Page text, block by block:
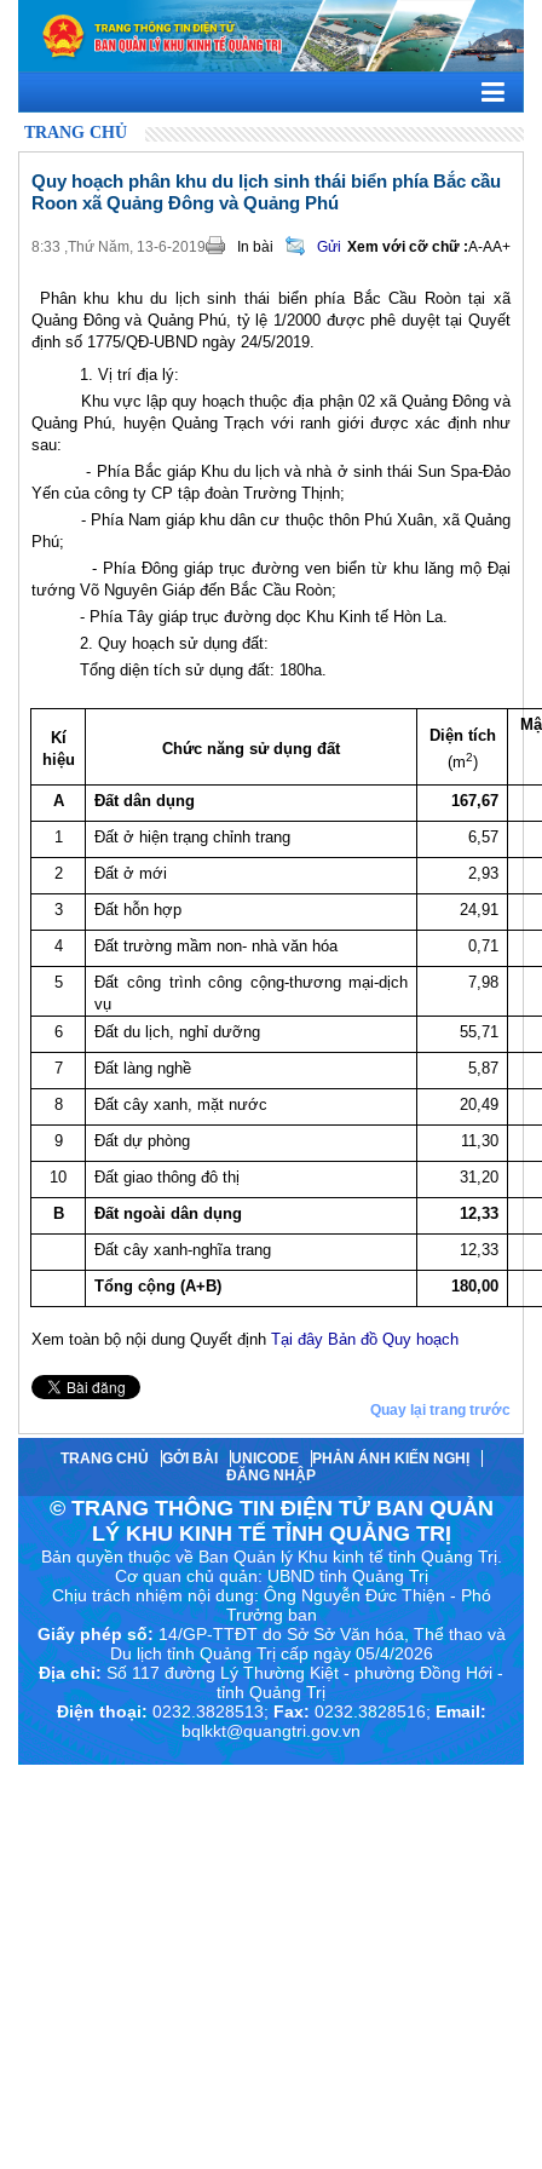
TRANG CHỦ
Quy hoạch phân khu du lịch sinh thái biển phía Bắc cầu
Roon xã Quảng Đông và Quảng Phú
8:33 ,Thứ Năm, 13-6-2019 In bài Gửi Xem với cỡ chữ :A-AA+
Phân khu khu du lịch sinh thái biển phía Bắc Cầu Roòn tại xã
Quảng Đông và Quảng Phú, tỷ lệ 1/2000 được phê duyệt tại Quyết
định số 1775/QĐ-UBND ngày 24/5/2019.
1. Vị trí địa lý:
Khu vực lập quy hoạch thuộc địa phận 02 xã Quảng Đông và
Quảng Phú, huyện Quảng Trạch với ranh giới được xác định như
sau:
- Phía Bắc giáp Khu du lịch và nhà ở sinh thái Sun Spa-Đảo
Yến của công ty CP tập đoàn Trường Thịnh;
- Phía Nam giáp khu dân cư thuộc thôn Phú Xuân, xã Quảng
Phú;
- Phía Đông giáp trục đường ven biển từ khu lăng mộ Đại
tướng Võ Nguyên Giáp đến Bắc Cầu Roòn;
- Phía Tây giáp trục đường dọc Khu Kinh tế Hòn La.
2. Quy hoạch sử dụng đất:
Tổng diện tích sử dụng đất: 180ha.
Kí
hiệu
Chức năng sử dụng đất
Diện tích
(m2)
A Đất dân dụng
167,67
1
Đất ở hiện trạng chỉnh trang
6,57
2
Đất ở mới
2,93
3
Đất hỗn hợp
24,91
4
Đất trường mầm non- nhà văn hóa
0,71
5
Đất công trình công cộng-thương mại-dịch
vụ
7,98
6 Đất du lịch, nghỉ dưỡng
55,71
7
Đất làng nghề
5,87
8
Đất cây xanh, mặt nước
20,49
9
Đất dự phòng
11,30
10
Đất giao thông đô thị
31,20
B
Đất ngoài dân dụng
12,33
Đất cây xanh-nghĩa trang
12,33
Tổng cộng (A+B)
180,00
Xem toàn bộ nội dung Quyết định Tại đây Bản đồ Quy hoạch
Quay lại trang trước
TRANG CHỦ GỞI BÀI UNICODE
PHẢN ÁNH KIẾN NGHỊ
ĐĂNG NHẬP
© TRANG THÔNG TIN ĐIỆN TỬ BAN QUẢN
LÝ KHU KINH TẾ TỈNH QUẢNG TRỊ
Bản quyền thuộc về Ban Quản lý Khu kinh tế tỉnh Quảng Trị.
Cơ quan chủ quản: UBND tỉnh Quảng Trị
Chịu trách nhiệm nội dung:Ông Nguyễn Đức Thiện - Phó
Trưởng ban
Giấy phép số:14/GP-TTĐT do Sở Sở Văn hóa, Thể thao và
Du lịch tỉnh Quảng Trị cấp ngày 05/4/2026
Địa chỉ:Số 117 đường Lý Thường Kiệt - phường Đồng Hới -
tỉnh Quảng Trị
Điện thoại:0232.3828513;Fax:0232.3828516;Email:
bqlkkt@quangtri.gov.vn